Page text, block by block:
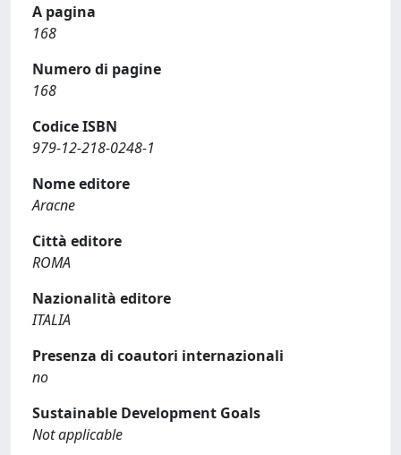
A pagina
168
Numero di pagine
168
Codice ISBN
979-12-218-0248-1
Nome editore
Aracne
Città editore
ROMA
Nazionalità editore
ITALIA
Presenza di coautori internazionali
no
Sustainable Development Goals
Not applicable